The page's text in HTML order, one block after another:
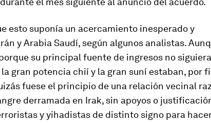
esto suponía un acercamiento inesperado y
y Arabia Saudí, según algunos analistas.
su principal fuente de ingresos no
gran potencia chií y la gran suní estaban, por
fuese el principio de una relación vecinal
derramada en Irak, sin apoyos o
yyihadistas de distinto signo para